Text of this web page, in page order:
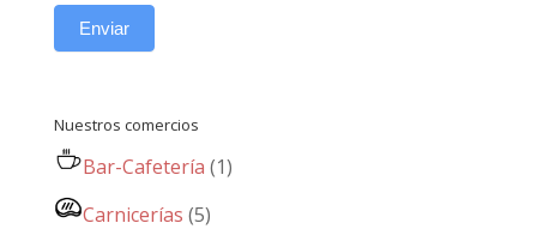
Enviar
Nuestros comercios
Bar-Cafetería (1)
Carnicerías (5)